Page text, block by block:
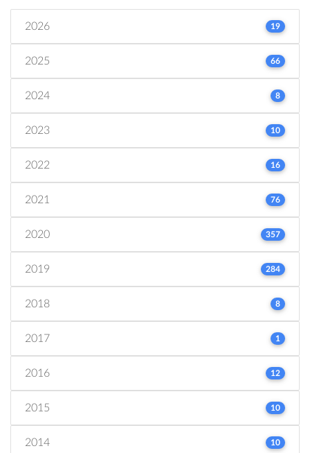
2026 19
2025 66
2024 8
2023 10
2022 16
2021 76
2020 357
2019 284
2018 8
2017 1
2016 12
2015 10
2014 10